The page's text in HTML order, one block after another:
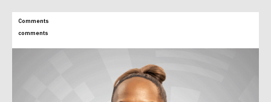
Comments
comments